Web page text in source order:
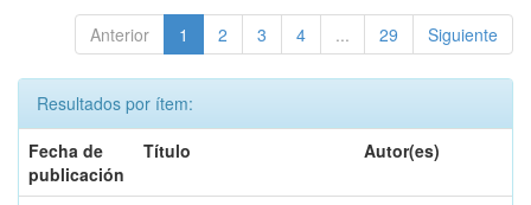
Anterior 1 2 3 4 ... 29 Siguiente
Resultados por ítem:
Fecha de
publicación
Título Autor(es)